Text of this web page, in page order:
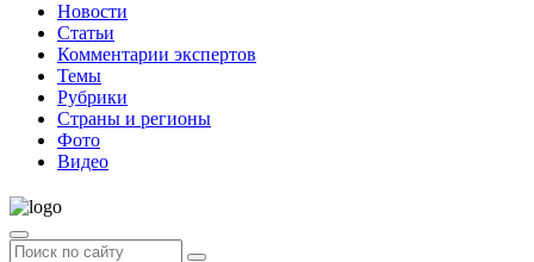
Новости
Статьи
Комментарии экспертов
Темы
Рубрики
Страны и регионы
Фото
Видео